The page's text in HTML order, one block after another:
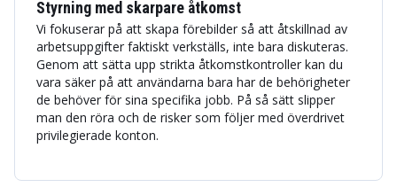
Styrning med skarpare åtkomst
Vi fokuserar på att skapa förebilder så att åtskillnad av
arbetsuppgifter faktiskt verkställs, inte bara diskuteras.
Genom att sätta upp strikta åtkomstkontroller kan du
vara säker på att användarna bara har de behörigheter
de behöver för sina specifika jobb. På så sätt slipper
man den röra och de risker som följer med överdrivet
privilegierade konton.